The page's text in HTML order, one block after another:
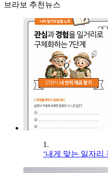
브라보 추천뉴스
1.
‘내게 맞는 일자리